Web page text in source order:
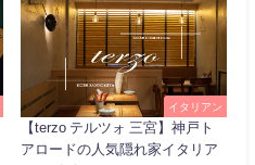
イタリアン
【terzo テルツォ 三宮】神戸ト
アロードの人気隠れ家イタリア